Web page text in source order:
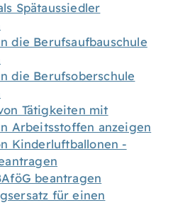
Spätaussiedler
die Berufsaufbauschule
die Berufsoberschule
Tätigkeiten mit
Arbeitsstoffen anzeigen
Kinderluftballonen -
beantragen
für einen